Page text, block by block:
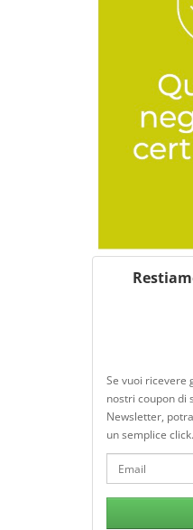
Colore verde
Colore verde
Colore verde
Colore verde
Colore verde
Colore verde
Se vuoi ricevere
nostri coupon di
Newsletter,
un semplice click.